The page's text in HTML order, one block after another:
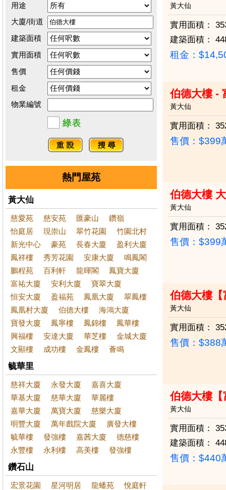
用途
大廈/街道
建築面積
實用面積
售價
租金
物業編號
熱門屋苑
黃大仙
慈愛苑 慈安苑 匯豪山
鑽嶺
怡庭居
現崇山 翠竹花園
竹園北村
新光中心
豪苑 長春大廈
盈利大廈
鳳祥樓
秀芳花園 安康大廈
鳴鳳閣
鵬程苑
百利軒 龍暉閣
鳳寶大廈
富祐大廈
安利大廈
寶翠大廈
恒安大廈
盈福苑 鳳凰大廈
翠鳳樓
鳳凰村大廈
伯德大樓
海鴻大廈
寶發大廈
鳳寧樓 鳳錦樓
鳳華樓
興福樓
安達大廈 華芝樓
金城大廈
文顯樓
成功樓 金鳳樓 薈鳴
毓華里
慈祥大廈 永發大廈
嘉喜大廈
華基大廈
慈華大廈
華麗樓
嘉華大廈
萬寶大廈
慈樂大廈
明豐大廈
萬年戲院大廈
廣發大樓
毓華樓
發強樓 嘉茜大廈
德慈樓
永豐樓
永利樓 高美樓 發強樓
鑽石山
宏景花園 星河明居 龍蟠苑
悅庭軒
黃大仙
實用面積：
建築面積：
租金：
伯德大樓 -
黃大仙
實用面積：
售價： $399
伯德大樓
黃大仙
實用面積：
售價： $399
伯德大樓
黃大仙
實用面積：
售價： $388
伯德大樓
黃大仙
實用面積：
建築面積：
售價： $440